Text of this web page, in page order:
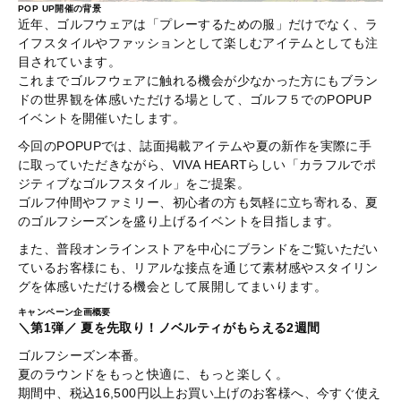
POP UP開催の背景
近年、ゴルフウェアは「プレーするための服」だけでなく、ラ
イフスタイルやファッションとして楽しむアイテムとしても注
目されています。
これまでゴルフウェアに触れる機会が少なかった方にもブラン
ドの世界観を体感いただける場として、ゴルフ５でのPOPUP
イベントを開催いたします。
今回のPOPUPでは、誌面掲載アイテムや夏の新作を実際に手
に取っていただきながら、VIVA HEARTらしい「カラフルでポ
ジティブなゴルフスタイル」をご提案。
ゴルフ仲間やファミリー、初心者の方も気軽に立ち寄れる、夏
のゴルフシーズンを盛り上げるイベントを目指します。
また、普段オンラインストアを中心にブランドをご覧いただい
ているお客様にも、リアルな接点を通じて素材感やスタイリン
グを体感いただける機会として展開してまいります。
キャンペーン企画概要
＼第1弾／ 夏を先取り！ノベルティがもらえる2週間
ゴルフシーズン本番。
夏のラウンドをもっと快適に、もっと楽しく。
期間中、税込16,500円以上お買い上げのお客様へ、今すぐ使え